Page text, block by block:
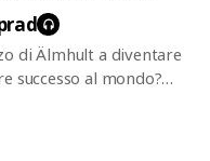
oggi. Nei primi anni del
Kamprad importa
passo dopo
dopo alcuni
di Älmhult a diventare
successo al mondo?